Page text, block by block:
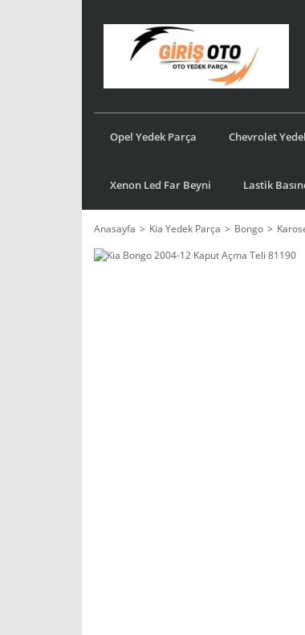
Opel Yedek Parça Chevrolet
Xenon Led Far Beyni Lastik
Anasayfa Kia Yedek Parça Bongo